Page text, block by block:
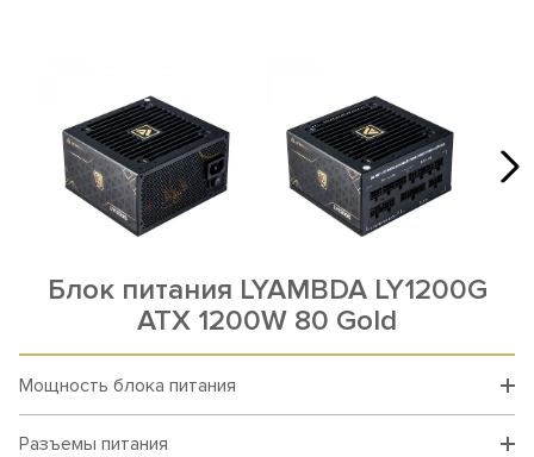
Блок питания LYAMBDA LY1200G
ATX 1200W 80 Gold
Мощность блока питания
Разъемы питания